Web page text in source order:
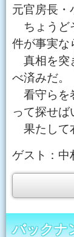
元官房長・
ちょうど
件が事実な
真相を突
べ済みだ。
看守らを
って探せ
果たして
ゲスト：中
バックナ